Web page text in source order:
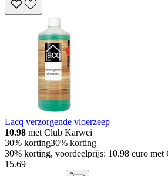
Lacq verzorgende vloerzeep
10.98 met Club Karwei
30% korting30% korting
30% korting, voordeelprijs: 10.98 euro met
15.69